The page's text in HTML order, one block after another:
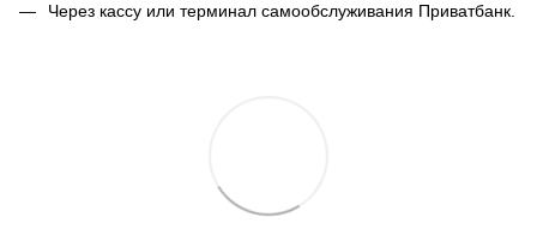
Через кассу или терминал самообслуживания Приватбанк.